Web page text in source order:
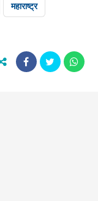
महाराष्ट्र